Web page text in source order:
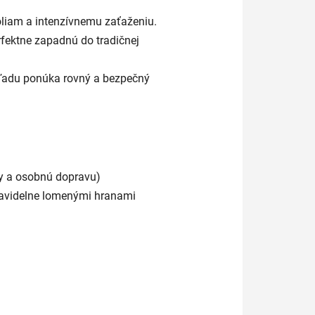
a intenzívnemu zaťaženiu.
zapadnú do tradičnej
ponúka rovný a bezpečný
a osobnú dopravu)
lomenými hranami